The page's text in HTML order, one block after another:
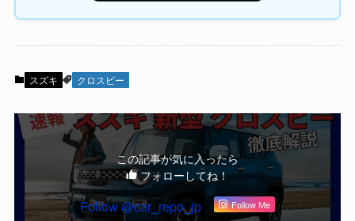
スズキ クロスビー
この記事が気に入ったら
フォローしてね！
Follow @car_repo_jp Follow Me